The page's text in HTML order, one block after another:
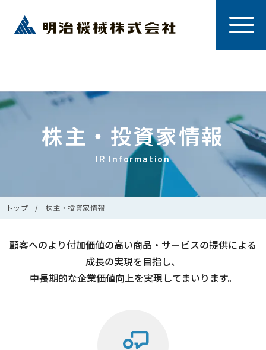
株主・投資家情報
IR Information
トップ 株主・投資家情報
顧客へのより付加価値の高い商品・サービスの提供による
成長の実現を目指し、
中長期的な企業価値向上を実現してまいります。